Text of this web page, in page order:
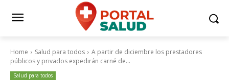
Home Salud para todos
A partir de diciembre los prestadores
públicos y privados expedirán carné de...
Salud para todos